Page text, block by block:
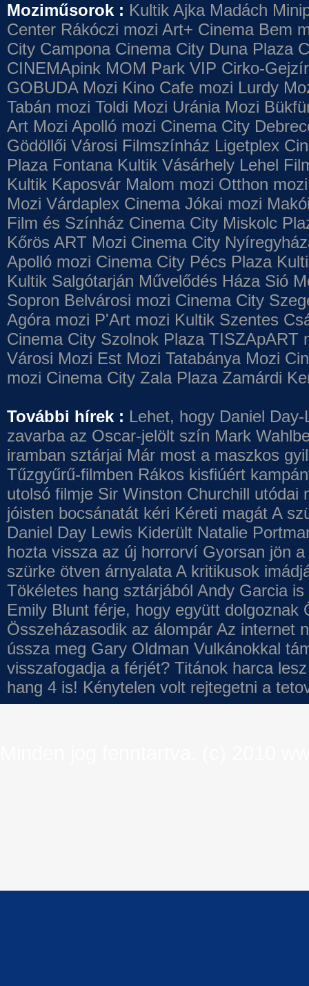
Moziműsorok : Kultik Ajka Madách
Center Rákóczi mozi Art+ Cinema Bem
City Campona Cinema City Duna Plaza
CINEMApink MOM Park VIP Cirko-Gejzír
GOBUDA Mozi Kino Cafe mozi Lurdy
Tabán mozi Toldi Mozi Uránia Mozi
Art Mozi Apolló mozi Cinema City
Gödöllői Városi Filmszínház Ligetplex
Plaza Fontana Kultik Vásárhely Lehel
Kultik Kaposvár Malom mozi Otthon mozi
Mozi Várdaplex Cinema Jókai mozi
Film és Színház Cinema City Miskolc
Kőrös ART Mozi Cinema City
Apolló mozi Cinema City Pécs Plaza
Kultik Salgótarján Művelődés Háza Sió
Sopron Belvárosi mozi Cinema City
Agóra mozi P'Art mozi Kultik Szentes
Cinema City Szolnok Plaza TISZApART
Városi Mozi Est Mozi Tatabánya Mozi
mozi Cinema City Zala Plaza Zamárdi
További hírek : Lehet, hogy Daniel
zavarba az Oscar-jelölt szín Mark
iramban sztárjai Már most a maszkos
Tűzgyűrű-filmben Rákos kisfiúért
utolsó filmje Sir Winston Churchill utódai
jóisten bocsánatát kéri Kéreti magát A
Daniel Day Lewis Kiderült Natalie
hozta vissza az új horrorví Gyorsan jön
szürke ötven árnyalata A kritikusok
Tökéletes hang sztárjából Andy Garcia
Emily Blunt férje, hogy együtt dolgoznak
Összeházasodik az álompár Az internet
ússza meg Gary Oldman Vulkánokkal
visszafogadja a férjét? Titánok harca
hang 4 is! Kénytelen volt rejtegetni a